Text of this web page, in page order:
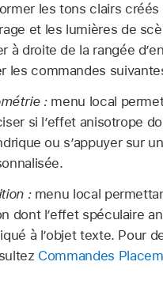
les tons clairs créés
et les lumières de
à droite de la rangée
les commandes
:menu local
si l’effet anisotrope
ou s’appuyer sur
:menu local
dont l’effet spéculaire
à l’objet texte. Pour
Commandes